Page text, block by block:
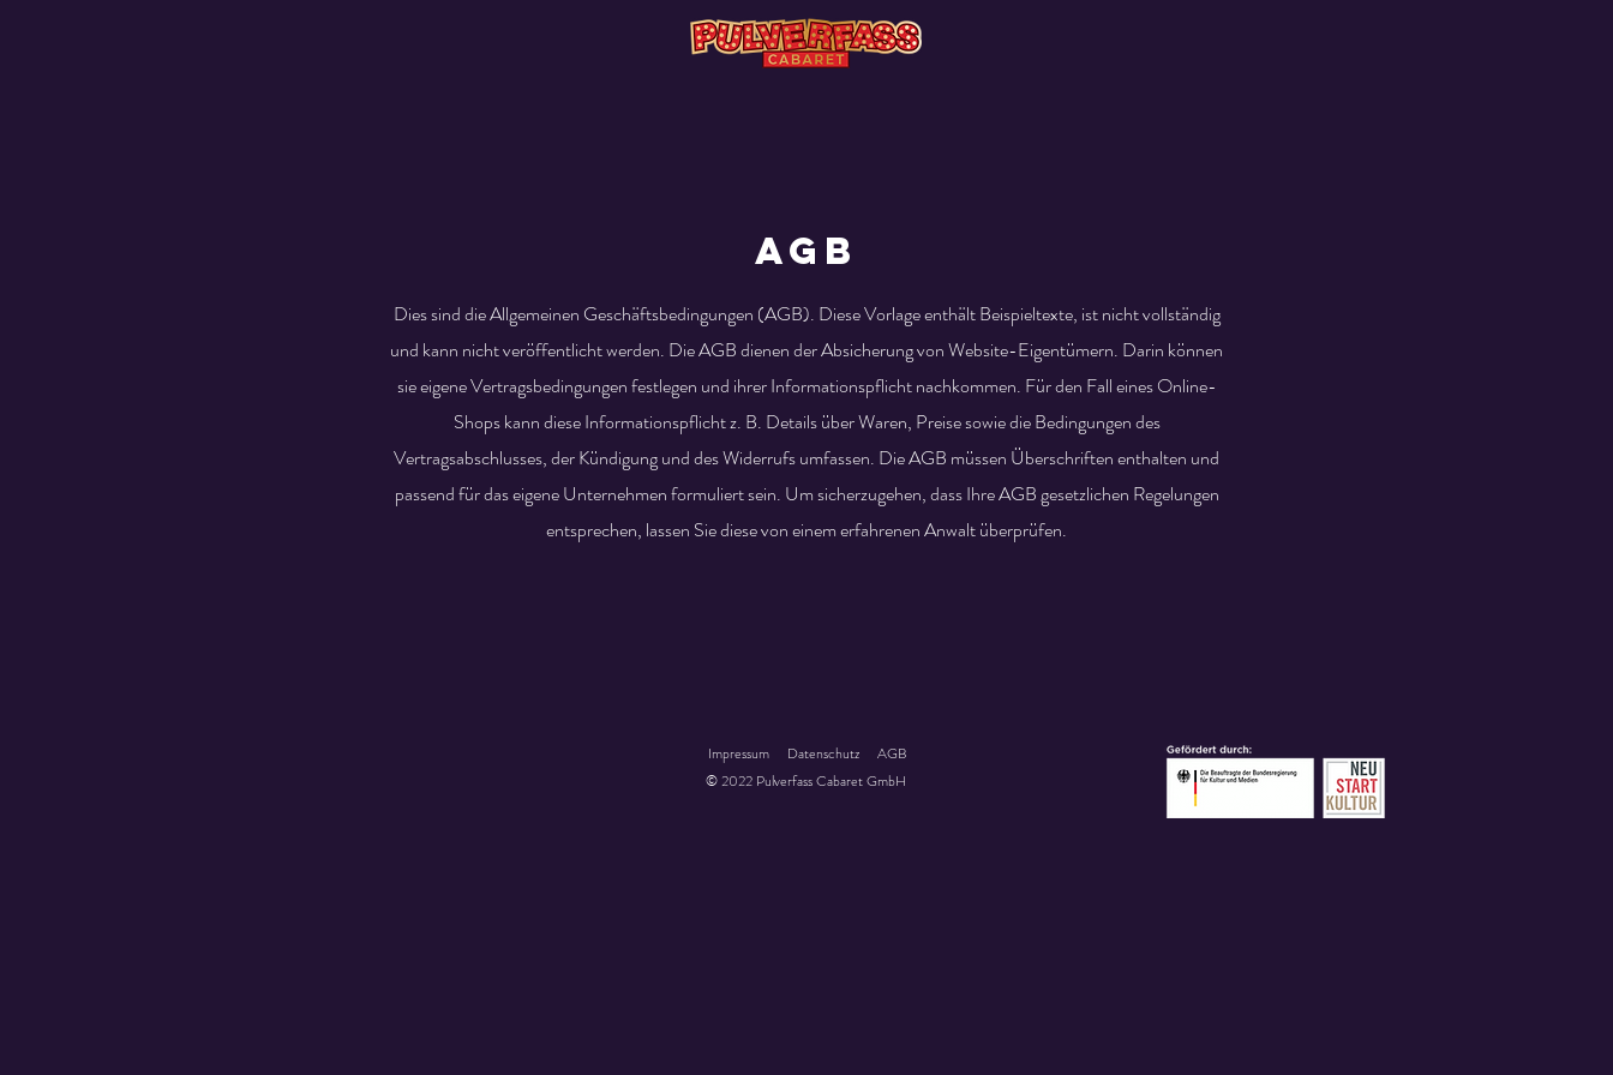
AGB
Dies sind die Allgemeinen Geschäftsbedingungen (AGB). Diese Vorlage enthält Beispieltexte, ist nicht vollständig
und kann nicht veröffentlicht werden. Die AGB dienen der Absicherung von Website-Eigentümern. Darin können
sie eigene Vertragsbedingungen festlegen und ihrer Informationspflicht nachkommen. Für den Fall eines Online-
Shops kann diese Informationspflicht z. B. Details über Waren, Preise sowie die Bedingungen des
Vertragsabschlusses, der Kündigung und des Widerrufs umfassen. Die AGB müssen Überschriften enthalten und
passend für das eigene Unternehmen formuliert sein. Um sicherzugehen, dass Ihre AGB gesetzlichen Regelungen
entsprechen, lassen Sie diese von einem erfahrenen Anwalt überprüfen.
Impressum Datenschutz
AGB
© 2022 Pulverfass Cabaret GmbH